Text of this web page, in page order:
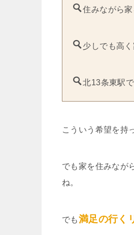
住みながら
少しでも高
北13条東駅
こういう希望を持
でも家を住みなが
ね。
でも満足の行く